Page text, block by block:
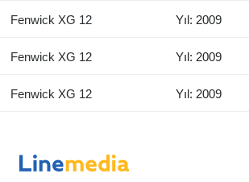
Fenwick XG 12 Yıl: 2009
Fenwick XG 12 Yıl: 2009
Fenwick XG 12 Yıl: 2009